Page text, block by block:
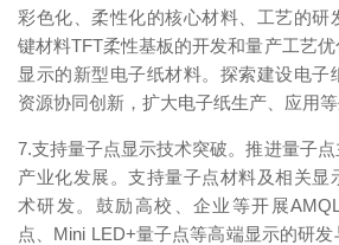
彩色化、柔性化的核心材料、工艺的研
键材料TFT柔性基板的开发和量产工艺
显示的新型电子纸材料。探索建设电子
资源协同创新，扩大电子纸生产、应用等
7.支持量子点显示技术突破。推进量子
产业化发展。支持量子点材料及相关显
术研发。鼓励高校、企业等开展
点、Mini LED+量子点等高端显示的研